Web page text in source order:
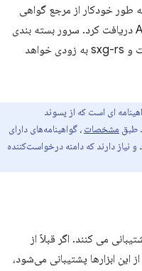
طور خودکار از مرجع گواهی
Google با استفاده از هر مشتری ACME دریافت کرد. سرور بسته بندی
وب دارای یک کلاینت داخلی ACME است و sxg-rs به ​​زودی خواهد
طبق مشخصات ، گواهینامه‌های دارای
داشته باشند و نیاز دارند که دامنه درخواست‌کننده
می کنند. اگر قبلاً از
ابزارها پشتیبانی می‌شود،